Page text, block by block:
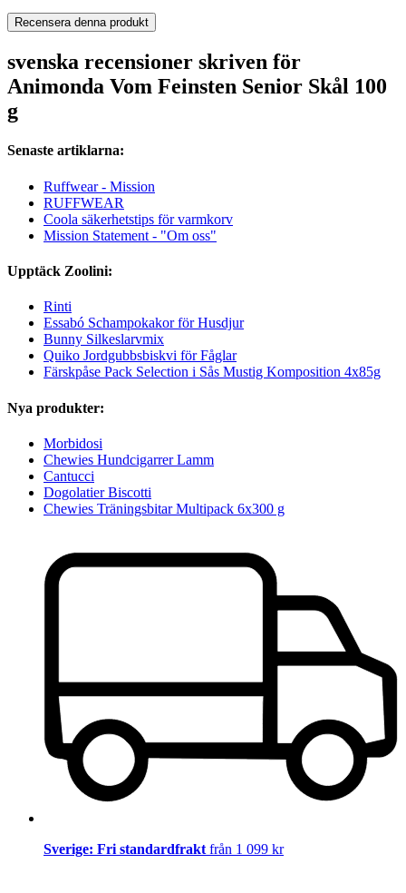
Recensera denna produkt
svenska recensioner skriven för
Animonda Vom Feinsten Senior Skål 100
g
Senaste artiklarna:
Ruffwear - Mission
RUFFWEAR
Coola säkerhetstips för varmkorv
Mission Statement - "Om oss"
Upptäck Zoolini:
Rinti
Essabó Schampokakor för Husdjur
Bunny Silkeslarvmix
Quiko Jordgubbsbiskvi för Fåglar
Färskpåse Pack Selection i Sås Mustig Komposition 4x85g
Nya produkter:
Morbidosi
Chewies Hundcigarrer Lamm
Cantucci
Dogolatier Biscotti
Chewies Träningsbitar Multipack 6x300 g
Sverige: Fri standardfrakt från 1 099 kr